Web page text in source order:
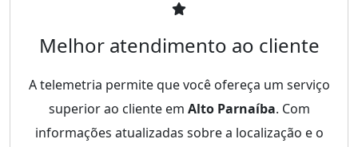
Melhor atendimento ao cliente
A telemetria permite que você ofereça um serviço
superior ao cliente em Alto Parnaíba. Com
informações atualizadas sobre a localização e o